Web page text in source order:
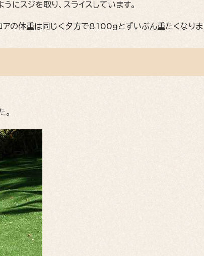
にスジを取り、スライスしています。
の体重は同じく夕方で8100gとずいぶん重たくなりま